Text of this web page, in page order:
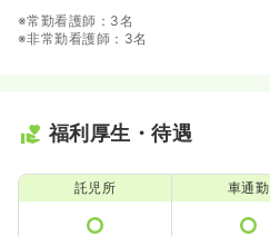
※常勤看護師：3名
※非常勤看護師：3名
福利厚生・待遇
託児所 車通勤